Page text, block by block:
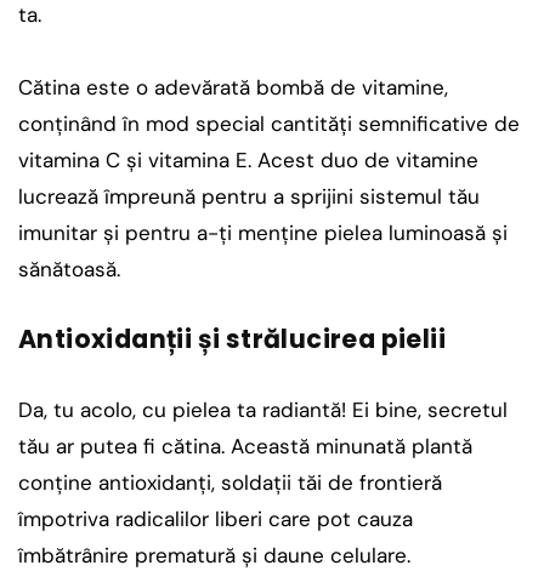
ta.
Cătina este o adevărată bombă de vitamine,
conținând în mod special cantități semnificative de
vitamina C și vitamina E. Acest duo de vitamine
lucrează împreună pentru a sprijini sistemul tău
imunitar și pentru a-ți menține pielea luminoasă și
sănătoasă.
Antioxidanții și strălucirea pielii
Da, tu acolo, cu pielea ta radiantă! Ei bine, secretul
tău ar putea fi cătina. Această minunată plantă
conține antioxidanți, soldații tăi de frontieră
împotriva radicalilor liberi care pot cauza
îmbătrânire prematură și daune celulare.